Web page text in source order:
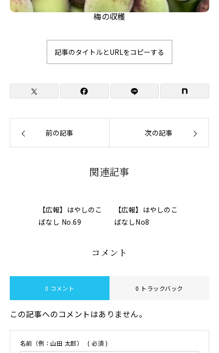
梅の収穫
記事のタイトルとURLをコピーする
前の記事 次の記事
関連記事
【広報】はやしのこ
ばなし No.69
【広報】はやしのこ
ばなしNo8
コメント
0 コメント 0 トラックバック
この記事へのコメントはありません。
名前（例：山田 太郎） ( 必須 )